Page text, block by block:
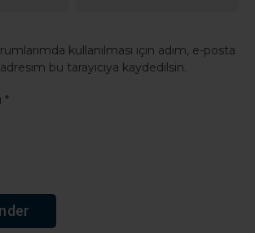
kullanılması için adım, e-posta
bu tarayıcıya kaydedilsin.
*